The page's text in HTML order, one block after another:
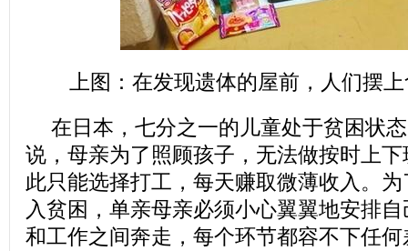
上图：在发现遗体的屋前，人们摆
在日本，七分之一的儿童处于贫困状
说，母亲为了照顾孩子，无法做按时上
此只能选择打工，每天赚取微薄收入。
入贫困，单亲母亲必须小心翼翼地安排
和工作之间奔走，每个环节都容不下任